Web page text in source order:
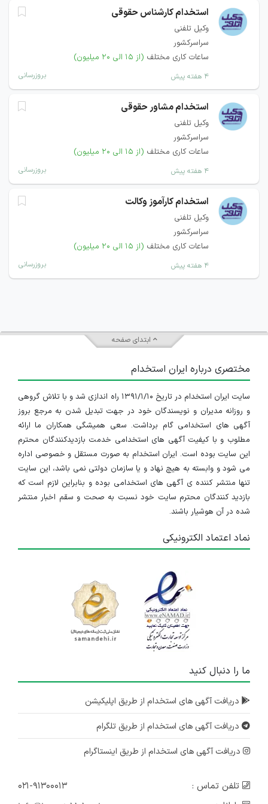
استخدام کارشناس حقوقی
وکیل تلفنی
سراسرکشور
ساعات کاری مختلف (از ۱۵ الی ۲۰ میلیون)
۴ هفته پیش بروزرسانی
استخدام مشاور حقوقی
وکیل تلفنی
سراسرکشور
ساعات کاری مختلف (از ۱۵ الی ۲۰ میلیون)
۴ هفته پیش بروزرسانی
استخدام کارآموز وکالت
وکیل تلفنی
سراسرکشور
ساعات کاری مختلف (از ۱۵ الی ۲۰ میلیون)
۴ هفته پیش بروزرسانی
ابتدای صفحه
مختصری درباره ایران استخدام
سایت ایران استخدام در تاریخ ۱۳۹۱/۱/۱۰ راه اندازی شد و با تلاش گروهی
و روزانه مدیران و نویسندگان خود در جهت تبدیل شدن به مرجع بروز
آگهی های استخدامی گام برداشت. سعی همیشگی همکاران ما ارائه
مطلوب و با کیفیت آگهی های استخدامی خدمت بازدیدکنندگان محترم
این سایت بوده است. ایران استخدام به صورت مستقل و خصوصی اداره
می شود و وابسته به هیچ نهاد و یا سازمان دولتی نمی باشد، این سایت
تنها منتشر کننده ی آگهی های استخدامی بوده و بنابراین لازم است که
بازدید کنندگان محترم سایت خود نسبت به صحت و سقم اخبار منتشر
شده در آن هوشیار باشند.
نماد اعتماد الکترونیکی
ما را دنبال کنید
دریافت آگهی های استخدام از طریق اپلیکیشن
دریافت آگهی های استخدام از طریق تلگرام
دریافت آگهی های استخدام از طریق اینستاگرام
تلفن تماس :
۰۲۱-۹۱۳۰۰۰۱۳